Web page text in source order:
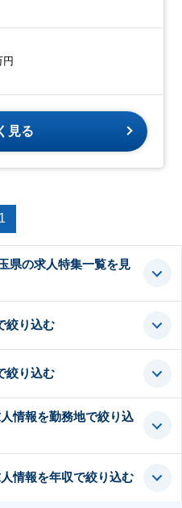
円
見る
1
県の求人特集一覧を見
絞り込む
絞り込む
情報を勤務地で絞り込
情報を年収で絞り込む